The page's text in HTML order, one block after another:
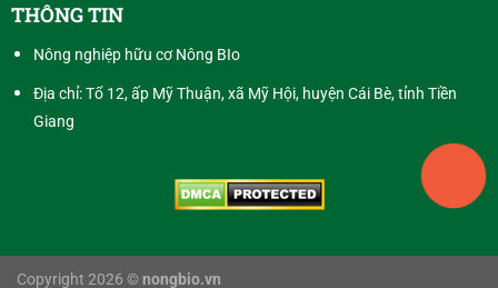
THÔNG TIN
Nông nghiệp hữu cơ Nông BIo
Địa chỉ: Tổ 12, ấp Mỹ Thuận, xã Mỹ Hội, huyện Cái Bè, tỉnh Tiền
Giang
Copyright 2026 © nongbio.vn